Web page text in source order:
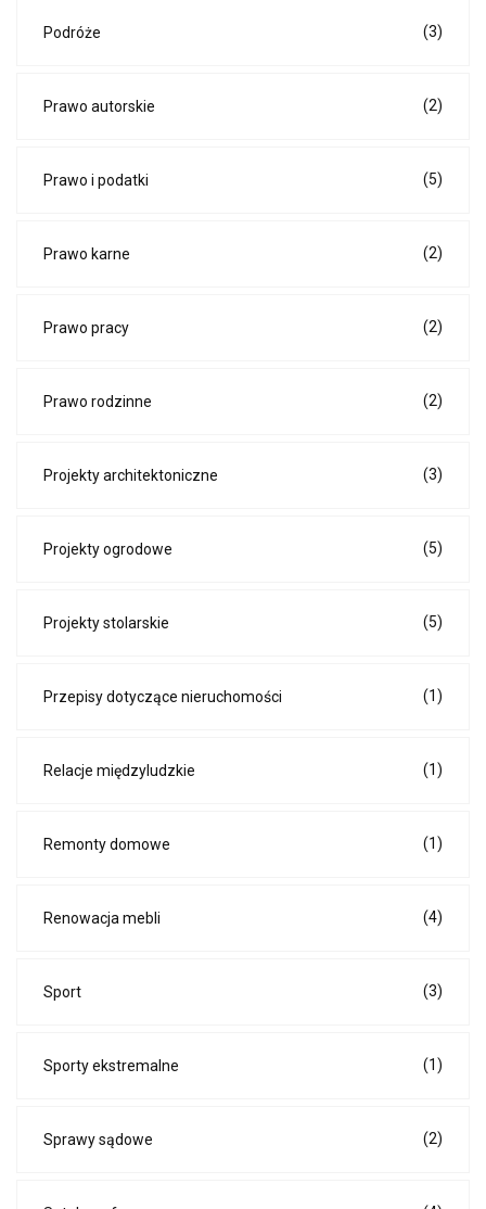
Podróże (3)
Prawo autorskie (2)
Prawo i podatki (5)
Prawo karne (2)
Prawo pracy (2)
Prawo rodzinne (2)
Projekty architektoniczne (3)
Projekty ogrodowe (5)
Projekty stolarskie (5)
Przepisy dotyczące nieruchomości (1)
Relacje międzyludzkie (1)
Remonty domowe (1)
Renowacja mebli (4)
Sport (3)
Sporty ekstremalne (1)
Sprawy sądowe (2)